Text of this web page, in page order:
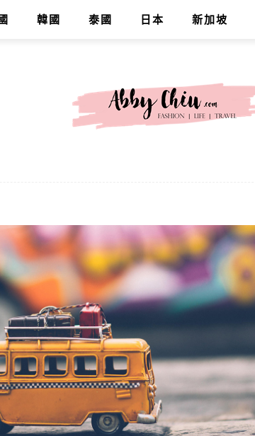
韓國 泰國 日本 新加坡